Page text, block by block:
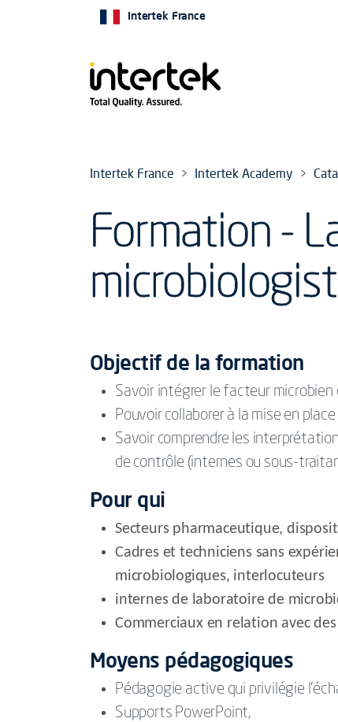
Intertek France
Intertek France Intertek Academy
Formation -
Objectif de la formation
Savoir intégrer le facteur microbien
Pouvoir collaborer à la mise en
Savoir comprendre les
de contrôle (internes ou sous-
Pour qui
Secteurs pharmaceutique,
Cadres et techniciens sans
microbiologiques, interlocuteurs
internes de laboratoire de
Commerciaux en relation avec
Moyens pédagogiques
Pédagogie active qui privilégie
Supports PowerPoint,